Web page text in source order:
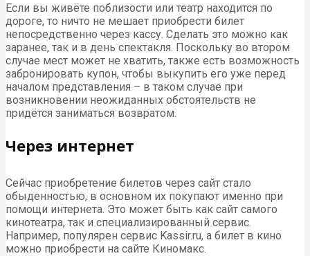
Если вы живёте поблизости или театр находится по
дороге, то ничто не мешает приобрести билет
непосредственно через кассу. Сделать это можно как
заранее, так и в день спектакля. Поскольку во втором
случае мест может не хватить, также есть возможность
забронировать купон, чтобы выкупить его уже перед
началом представления – в таком случае при
возникновении неожиданных обстоятельств не
придётся заниматься возвратом.
Через интернет
Сейчас приобретение билетов через сайт стало
обыденностью, в основном их покупают именно при
помощи интернета. Это может быть как сайт самого
кинотеатра, так и специализированный сервис.
Например, популярен сервис Kassir.ru, а билет в кино
можно приобрести на сайте Киномакс.